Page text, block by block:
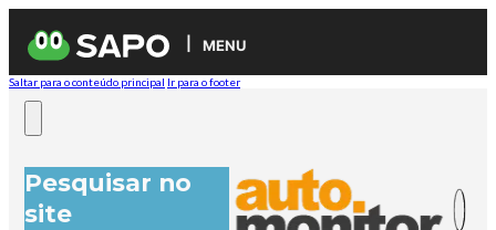
MENU
Saltar para o conteúdo principal Ir para o footer
Pesquisar no
site